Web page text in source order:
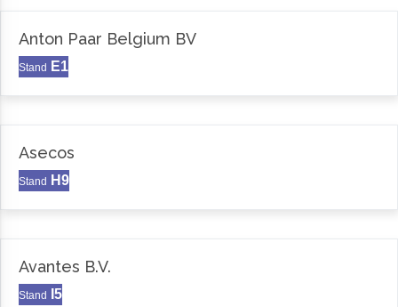
Anton Paar Belgium BV
Stand E1
Asecos
Stand H9
Avantes B.V.
Stand I5